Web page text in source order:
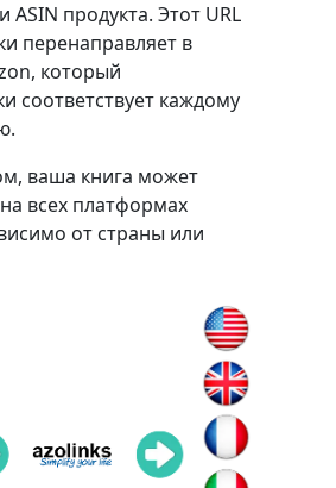
ASIN продукта. Этот URL
перенаправляет в
который
соответствует каждому
ваша книга может
всех платформах
от страны или